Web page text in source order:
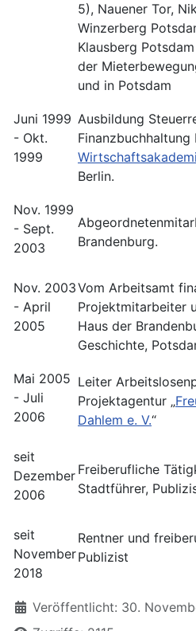
5), Nauener Tor,
Winzerberg
Klausberg
der
und in Potsdam
Juni 1999
- Okt.
1999
Ausbildung
Finanzbuchhaltung
Berlin.
Nov. 1999
- Sept.
2003
Brandenburg.
Nov. 2003
- April
2005
Vom Arbeitsamt
Projektmitarbeiter
Haus der
Geschichte,
Mai 2005
- Juli
2006
Leiter
Projektagentur „
Dahlem e. V.“
seit
Dezember
2006
Freiberufliche
Stadtführer,
seit
November
2018
Rentner und
Publizist
Details
Veröffentlicht: 30.